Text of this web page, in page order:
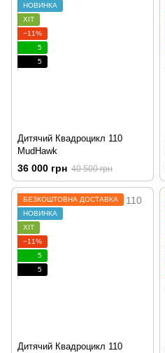
НОВИНКА
ХІТ
−11%
5
5
Дитячий Квадроцикл 110
MudHawk
36 000 грн 40 500 грн
БЕЗКОШТОВНА ДОСТАВКА
НОВИНКА
ХІТ
−11%
5
5
Дитячий Квадроцикл 110